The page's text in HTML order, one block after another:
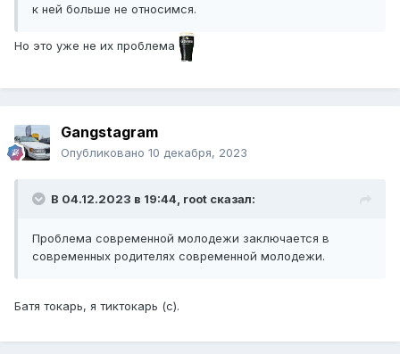
к ней больше не относимся.
Но это уже не их проблема
Gangstagram
Опубликовано 10 декабря, 2023
В 04.12.2023 в 19:44, root сказал:
Проблема современной молодежи заключается в
современных родителях современной молодежи.
Батя токарь, я тиктокарь (с).